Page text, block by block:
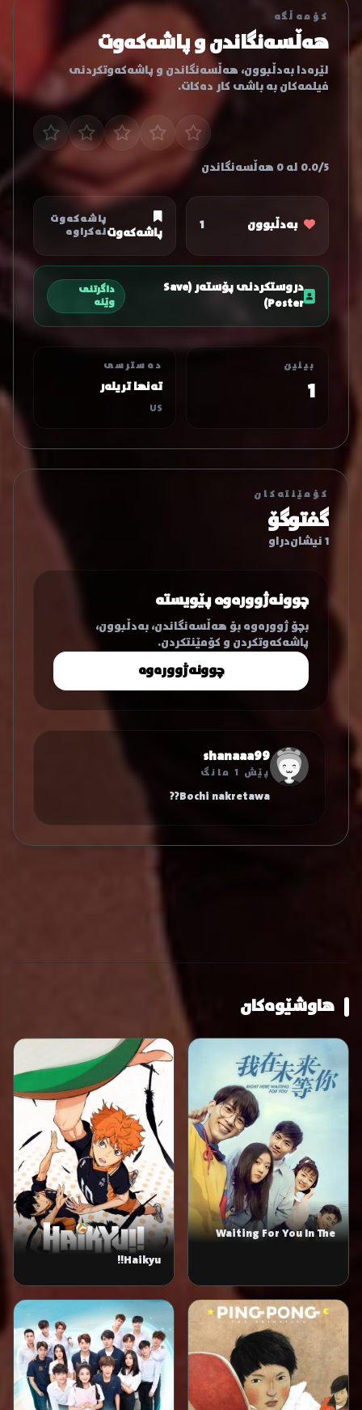
کۆمەڵگە
هەڵسەنگاندن و پاشەکەوت
لێرەدا بەدڵبوون، هەڵسەنگاندن و پاشەکەوتکردنی
فیلمەکان بە باشی کار دەکات.
0.0/5 لە 0 هەڵسەنگاندن
بەدڵبوون 1 پاشەکەوت
پاشەکەوت
نەکراوە
دروستکردنی پۆستەر (Save
Poster)
داگرتنی
وێنە
بینین
1
دەسترسی
تەنها تریلەر
US
کۆمێنتەکان
گفتوگۆ
1 نیشان‌دراو
چوونەژوورەوە پێویستە
بچۆ ژوورەوە بۆ هەڵسەنگاندن، بەدڵبوون،
پاشەکەوتکردن و کۆمێنتکردن.
چوونەژوورەوە
shanaaa99
پێش 1 مانگ
Bochi nakretawa??
هاوشێوەکان
Waiting For You In The
Haikyu!!